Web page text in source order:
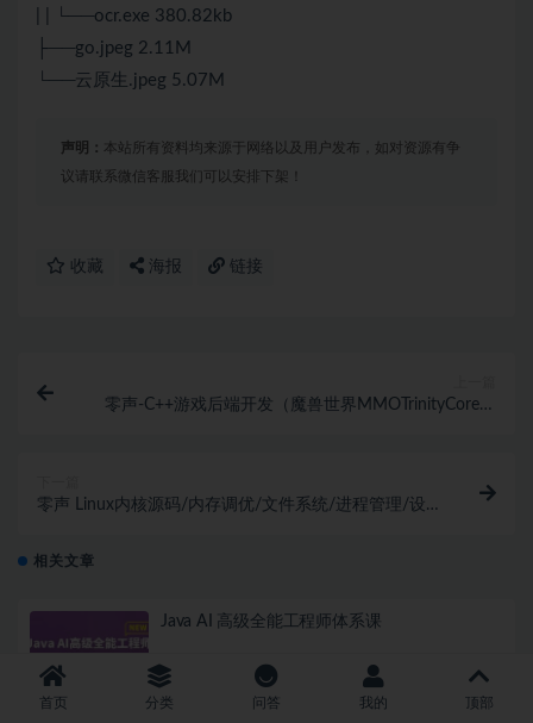
| | └──ocr.exe 380.82kb
├──go.jpeg 2.11M
└──云原生.jpeg 5.07M
声明： 本站所有资料均来源于网络以及用户发布，如对资源有争
议请联系微信客服我们可以安排下架！
收藏 海报 链接
零声-C++游戏后端开发（魔兽世界MMOTrinityCore源
零声 Linux内核源码/内存调优/文件系统/进程管理/设
相关文章
Java AI 高级全能工程师体系课
AI 49
360
首页
分类 问答 我的 顶部